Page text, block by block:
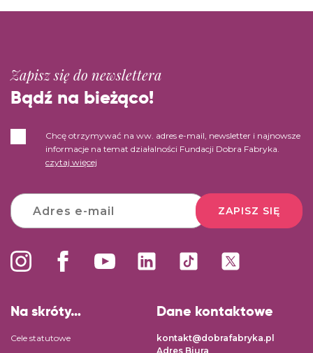
Zapisz się do newslettera
Bądź na bieżąco!
Chcę otrzymywać na ww. adres e-mail, newsletter i najnowsze
informacje na temat działalności Fundacji Dobra Fabryka.
czytaj więcej
ZAPISZ SIĘ
Na skróty…
Cele statutowe
Dane kontaktowe
kontakt@dobrafabryka.pl
Adres Biura